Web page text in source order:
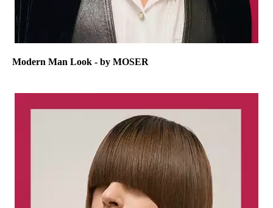
Modern Man Look - by MOSER